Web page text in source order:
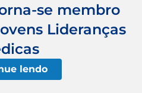
se membro
Lideranças
lendo